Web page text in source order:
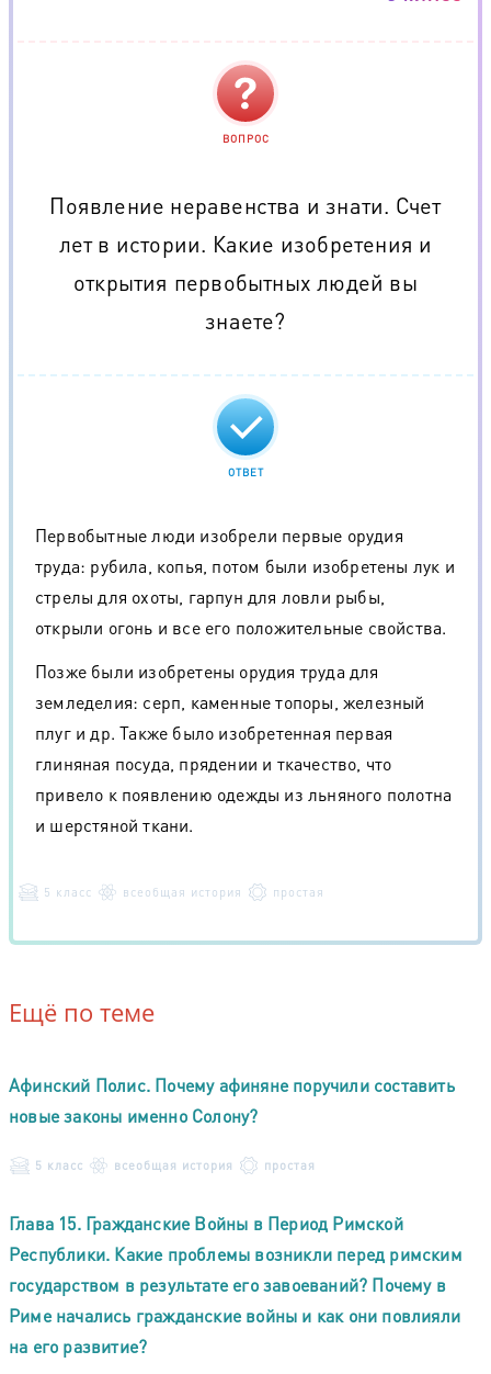
ВОПРОС
Появление неравенства и знати. Счет
лет в истории. Какие изобретения и
открытия первобытных людей вы
знаете?
ОТВЕТ
Первобытные люди изобрели первые орудия
труда: рубила, копья, потом были изобретены лук и
стрелы для охоты, гарпун для ловли рыбы,
открыли огонь и все его положительные свойства.
Позже были изобретены орудия труда для
земледелия: серп, каменные топоры, железный
плуг и др. Также было изобретенная первая
глиняная посуда, прядении и ткачество, что
привело к появлению одежды из льняного полотна
и шерстяной ткани.
5 класс всеобщая история простая
Ещё по теме
Афинский Полис. Почему афиняне поручили составить
новые законы именно Солону?
5 класс всеобщая история простая
Глава 15. Гражданские Войны в Период Римской
Республики. Какие проблемы возникли перед римским
государством в результате его завоеваний? Почему в
Риме начались гражданские войны и как они повлияли
на его развитие?